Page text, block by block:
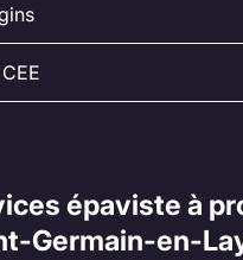
épaviste à
Germain-en-